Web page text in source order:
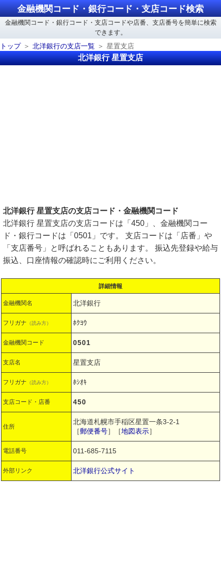
金融機関コード・銀行コード・支店コード検索
金融機関コード・銀行コード・支店コードや店番、支店番号を簡単に検索
できます。
トップ
北洋銀行の支店一覧 星置支店
北洋銀行 星置支店
北洋銀行 星置支店の支店コード・金融機関コード
北洋銀行 星置支店の支店コードは「450」、金融機関コー
ド・銀行コードは「0501」です。 支店コードは「店番」や
「支店番号」と呼ばれることもあります。 振込先登録や給与
振込、口座情報の確認時にご利用ください。
詳細情報
金融機関名 北洋銀行
フリガナ （読み方） ﾎｸﾖｳ
金融機関コード 0501
支店名 星置支店
フリガナ （読み方） ﾎｼｵｷ
支店コード・店番 450
住所
北海道札幌市手稲区星置一条3-2-1
［郵便番号］［地図表示］
電話番号 011-685-7115
外部リンク 北洋銀行公式サイト